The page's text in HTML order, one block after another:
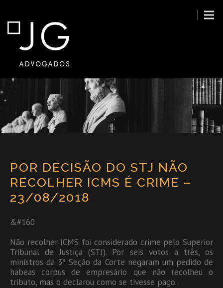
POR DECISÃO DO STJ NÃO
RECOLHER ICMS É CRIME –
23/08/2018
&#160
Não recolher ICMS foi considerado crime pelo Superior
Tribunal de Justiça (STJ). Por seis votos a três, os
ministros da 3ª Seção da Corte negaram um pedido de
habeas corpus de empresário que não recolheu o
tributo, mas o declarou como se tivesse pago.